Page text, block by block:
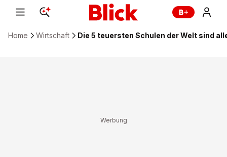
Home Wirtschaft Die 5 teuersten Schulen der Welt sind